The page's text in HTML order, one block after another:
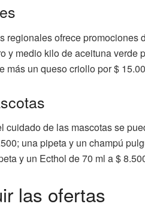
regionales ofrece promociones
y medio kilo de aceituna verde
más un queso criollo por $
cuidado de las mascotas se
una pipeta y un champú
y un Ecthol de 70 ml a $
las ofertas